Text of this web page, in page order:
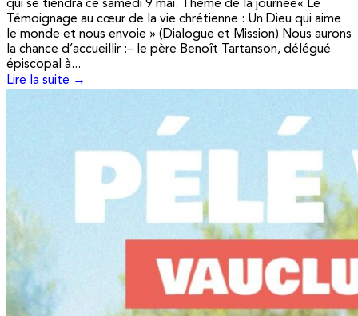
qui se tiendra ce samedi 9 mai. Thème de la journée« Le
Témoignage au cœur de la vie chrétienne : Un Dieu qui aime
le monde et nous envoie » (Dialogue et Mission) Nous aurons
la chance d’accueillir :– le père Benoît Tartanson, délégué
épiscopal à...
Lire la suite →